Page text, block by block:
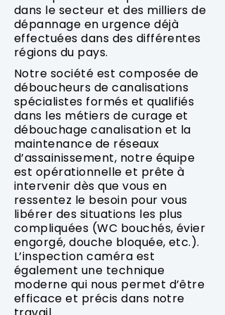
dans le secteur et des milliers de
dépannage en urgence déjà
effectuées dans des différentes
régions du pays.
Notre société est composée de
déboucheurs de canalisations
spécialistes formés et qualifiés
dans les métiers de curage et
débouchage canalisation et la
maintenance de réseaux
d’assainissement, notre équipe
est opérationnelle et prête à
intervenir dès que vous en
ressentez le besoin pour vous
libérer des situations les plus
compliquées (WC bouchés, évier
engorgé, douche bloquée, etc.).
L’inspection caméra est
également une technique
moderne qui nous permet d’être
efficace et précis dans notre